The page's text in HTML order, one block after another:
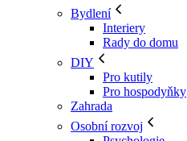
Bydlení
Interiery
Rady do domu
DIY
Pro kutily
Pro hospodyňky
Zahrada
Osobní rozvoj